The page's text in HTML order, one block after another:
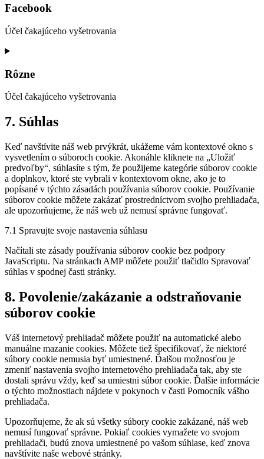
service
fonts
Facebook
Účel čakajúceho vyšetrovania
Consent
service
Rôzne
Účel čakajúceho vyšetrovania
Consent
to
rôzne
7. Súhlas
Keď navštívite náš web prvýkrát, ukážeme vám kontextové okno s
vysvetlením o súboroch cookie. Akonáhle kliknete na „Uložiť
predvoľby“, súhlasíte s tým, že použijeme kategórie súborov cookie
a doplnkov, ktoré ste vybrali v kontextovom okne, ako je to
popísané v týchto zásadách používania súborov cookie. Používanie
súborov cookie môžete zakázať prostredníctvom svojho prehliadača,
ale upozorňujeme, že náš web už nemusí správne fungovať.
7.1 Spravujte svoje nastavenia súhlasu
Načítali ste zásady používania súborov cookie bez podpory
JavaScriptu. Na stránkach AMP môžete použiť tlačidlo Spravovať
súhlas v spodnej časti stránky.
8. Povolenie/zakázanie a odstraňovanie
súborov cookie
Váš internetový prehliadač môžete použiť na automatické alebo
manuálne mazanie cookies. Môžete tiež špecifikovať, že niektoré
súbory cookie nemusia byť umiestnené. Ďalšou možnosťou je
zmeniť nastavenia svojho internetového prehliadača tak, aby ste
dostali správu vždy, keď sa umiestni súbor cookie. Ďalšie informácie
o týchto možnostiach nájdete v pokynoch v časti Pomocník vášho
prehliadača.
Upozorňujeme, že ak sú všetky súbory cookie zakázané, náš web
nemusí fungovať správne. Pokiaľ cookies vymažete vo svojom
prehliadači, budú znova umiestnené po vašom súhlase, keď znova
navštívite naše webové stránky.